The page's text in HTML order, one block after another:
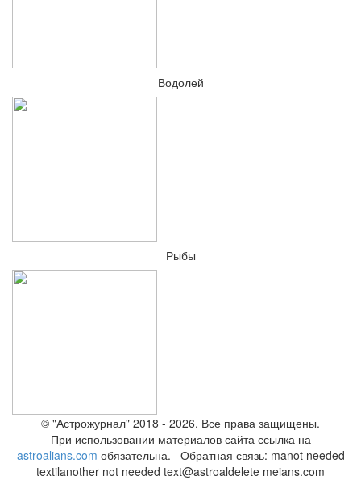
Водолей
Рыбы
© "Астрожурнал" 2018 - 2026. Все права защищены.
При использовании материалов сайта ссылка на
astroalians.com обязательна. Обратная связь: manot needed
textilanother not needed text@astroaldelete meians.com